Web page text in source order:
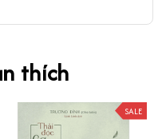
thích
SALE